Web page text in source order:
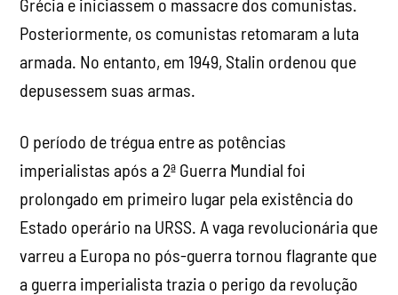
Posteriormente, os comunistas retomaram a luta
armada. No entanto, em 1949, Stalin ordenou que
depusessem suas armas.
O período de trégua entre as potências
imperialistas após a 2ª Guerra Mundial foi
prolongado em primeiro lugar pela existência do
Estado operário na URSS. A vaga revolucionária que
varreu a Europa no pós-guerra tornou flagrante que
a guerra imperialista trazia o perigo da revolução